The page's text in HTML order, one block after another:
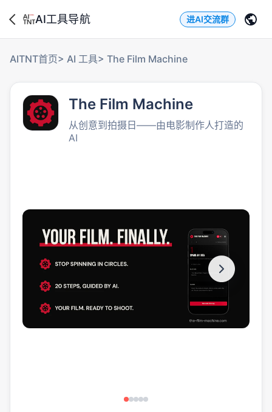
AI工具导航 进AI交流群
AITNT首页> AI 工具> The Film Machine
The Film Machine
从创意到拍摄日——由电影制作人打造的
AI